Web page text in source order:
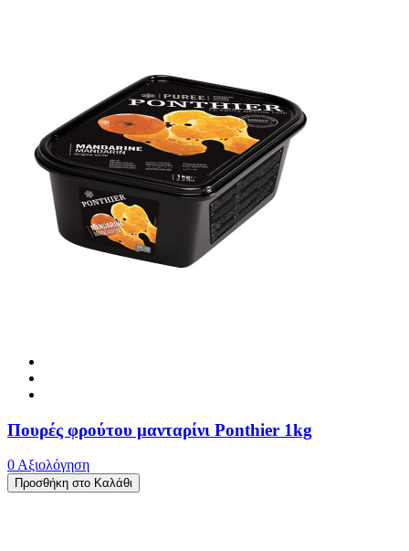
Πουρές φρούτου μανταρίνι Ponthier 1kg
0 Αξιολόγηση
Προσθήκη στο Καλάθι